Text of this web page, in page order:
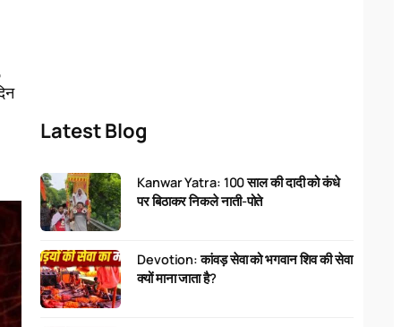
Latest Blog
Kanwar Yatra: 100 साल की दादी को कंधे
पर बिठाकर निकले नाती-पोते
Devotion: कांवड़ सेवा को भगवान शिव की सेवा
क्यों माना जाता है?